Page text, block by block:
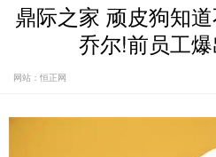
鼎际之家 顽皮狗知道
乔尔!前员工
网站：恒正网